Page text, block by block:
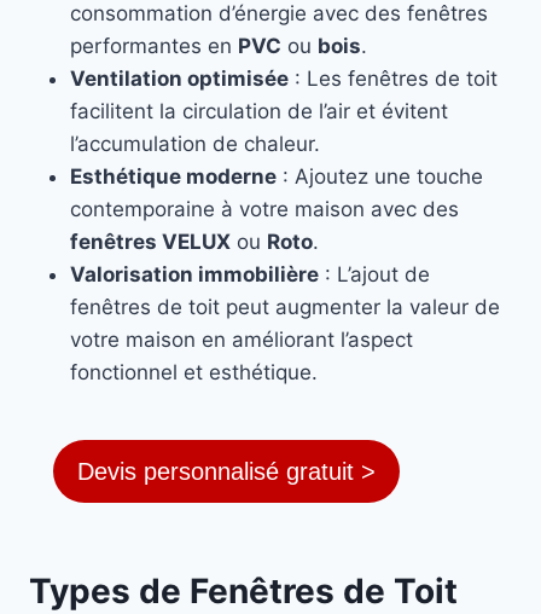
consommation d’énergie avec des fenêtres
performantes en PVC ou bois.
Ventilation optimisée : Les fenêtres de toit
facilitent la circulation de l’air et évitent
l’accumulation de chaleur.
Esthétique moderne : Ajoutez une touche
contemporaine à votre maison avec des
fenêtres VELUX ou Roto.
Valorisation immobilière : L’ajout de
fenêtres de toit peut augmenter la valeur de
votre maison en améliorant l’aspect
fonctionnel et esthétique.
Devis personnalisé gratuit >
Types de Fenêtres de Toit